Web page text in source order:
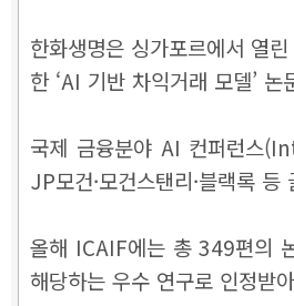
한화생명은 싱가포르에서 열
한 ‘AI 기반 차익거래 모델’
국제 금융분야 AI 컨퍼런
JP모건·모건스탠리·블랙록
올해 ICAIF에는 총 349편의
해당하는 우수 연구로 인정